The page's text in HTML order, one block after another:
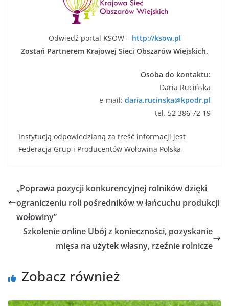
Odwiedź portal KSOW – http://ksow.pl
Zostań Partnerem Krajowej Sieci Obszarów Wiejskich.
Osoba do kontaktu:
Daria Rucińska
e-mail: daria.rucinska@kpodr.pl
tel. 52 386 72 19
Instytucją odpowiedzianą za treść informacji jest
Federacja Grup i Producentów Wołowina Polska
„Poprawa pozycji konkurencyjnej rolników dzięki
ograniczeniu roli pośredników w łańcuchu produkcji
wołowiny”
Szkolenie online Ubój z konieczności, pozyskanie
mięsa na użytek własny, rzeźnie rolnicze
Zobacz również